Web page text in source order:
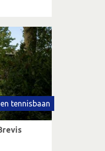
tennisbaan